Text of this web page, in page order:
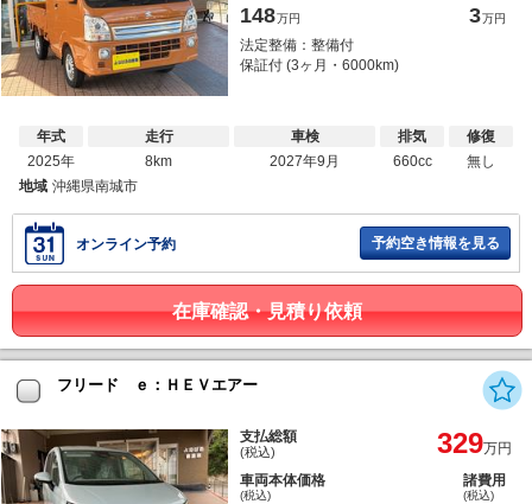
148万円 3万円
法定整備：整備付
保証付 (3ヶ月・6000km)
年式
2025年
走行
8km
車検
2027年9月
排気
660cc
修復
無し
地域 沖縄県南城市
オンライン予約 予約空き情報を見る
在庫確認・見積り依頼
フリード ｅ：ＨＥＶエアー
支払総額
(税込) 329万円
車両本体価格
(税込)
諸費用
(税込)